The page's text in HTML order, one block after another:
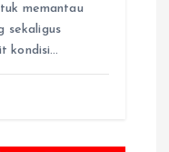
memantau
sekaligus
kondisi…